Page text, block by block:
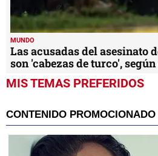
MUNDO
Las acusadas del asesinato
son 'cabezas de turco',
MIS TEMAS PREFERIDOS